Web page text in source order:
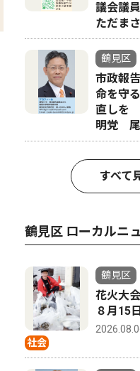
議会議
ただまさ
鶴見区
市政報
命を守
直しを
明党
すべて
鶴見区 ローカルニ
社会
鶴見区
花火大
８月15